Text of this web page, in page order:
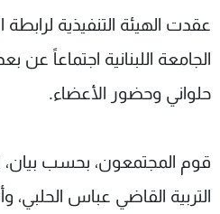
عقدت الهيئة التنفيذية
الجامعة اللبنانية اجتماعاً عن
حلواني وحضور الأعضاء.
قوم المجتمعون، بحسب بيان،
التربية القاضي عباس الحلبي،
شاهد البرامج
عن MTV